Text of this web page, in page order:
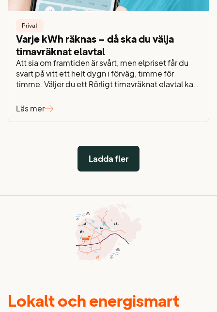
Privat
Varje kWh räknas – då ska du välja
timavräknat elavtal
Att sia om framtiden är svårt, men elpriset får du
svart på vitt ett helt dygn i förväg, timme för
timme. Väljer du ett Rörligt timavräknat elavtal kan
enkelt sätt att aktivt minska dina elkostnader. Vår
Läs mer
Ladda fler
Lokalt och energismart